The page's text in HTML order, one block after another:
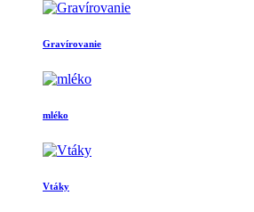
Gravírovanie
mléko
Vtáky